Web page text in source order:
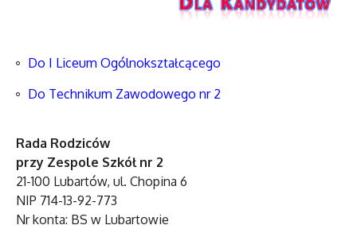
Do I Liceum Ogólnokształcącego
Do Technikum Zawodowego nr 2
Rada Rodziców
przy Zespole Szkół nr 2
21-100 Lubartów, ul. Chopina 6
NIP 714-13-92-773
Nr konta: BS w Lubartowie